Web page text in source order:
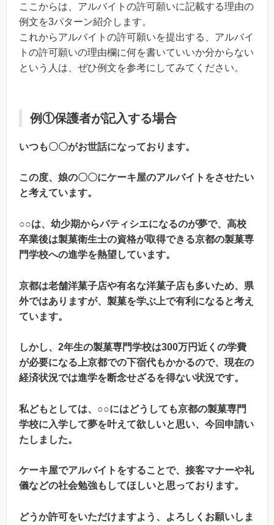
ここからは、アルバイトの許可願いに記載する理由の
例文を3パターン紹介します。
これからアルバイトの許可願いを提出する、アルバイ
トの許可願いの理由欄に何を書いていいか分からない
という人は、ぜひ例文を参考にしてみてください。
例①保護者が記入する場合
いつも〇〇がお世話になっております。
この度、娘の〇〇にケーキ屋のアルバイトをさせたい
と考えています。
○○は、幼少期からパティシエになるのが夢で、高校
卒業後は製菓衛生士の資格が取得できる京都の製菓専
門学校への進学を熱望しています。
京都は老舗洋菓子店や有名な洋菓子店も多いため、県
外ではありますが、製菓を学ぶ上で有利になると考え
ています。
しかし、2年生の製菓専門学校は300万円近くの学費
が必要になる上京都での下宿代もかかるので、現在の
経済状況では進学を断念せざるを得ない状況です。
私どもとしては、○○にはどうしても京都の製菓専門
学校に入学して夢を叶えて欲しいと思い、今回申請い
たしました。
ケーキ屋でアルバイトをすることで、接客マナーや礼
儀などの社会勉強もしてほしいと思っております。
どうか許可をいただけますよう、よろしくお願いしま